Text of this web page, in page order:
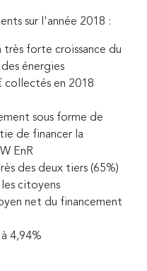
sur l'année 2018 :
très forte croissance du
énergies
collectés en 2018
sous forme de
de financer la
EnR
des deux tiers (65%)
citoyens
net du financement
4,94%